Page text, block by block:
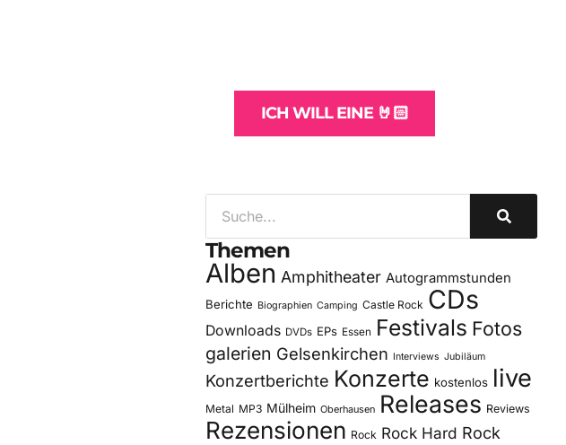
ICH WILL EINE 🤘🏻
Themen
Alben Amphitheater Autogrammstunden
Berichte Biographien Camping Castle Rock CDs
Downloads DVDs EPs Essen Festivals Fotos
galerien Gelsenkirchen Interviews Jubiläum
Konzertberichte Konzerte kostenlos live
Metal MP3 Mülheim Oberhausen Releases Reviews
Rezensionen Rock Rock Hard Rock